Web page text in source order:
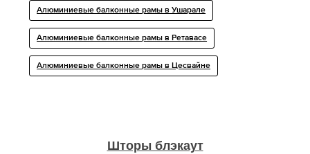
Алюминиевые балконные рамы в Ушарале
Алюминиевые балконные рамы в Ретавасе
Алюминиевые балконные рамы в Цесвайне
Шторы блэкаут